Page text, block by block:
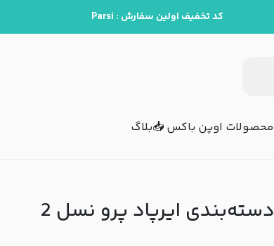
کد تخفیف اولین سفارش : Parsi
محصولات اوپن باکس 📥بلاگ
دسته‌بندی ایرپاد پرو نسل 2